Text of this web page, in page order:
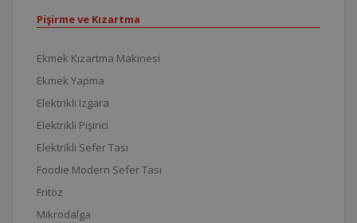
Pişirme ve Kızartma
Ekmek Kızartma Makinesi
Ekmek Yapma
Elektrikli Izgara
Elektrikli Pişirici
Elektrikli Sefer Tası
Foodie Modern Sefer Tası
Fritöz
Mikrodalga